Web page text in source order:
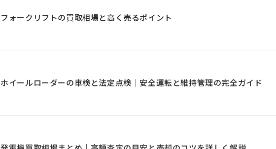
フォークリフトの買取相場と高く売るポイント
ホイールローダーの車検と法定点検｜安全運転と維持管理の完全ガイド